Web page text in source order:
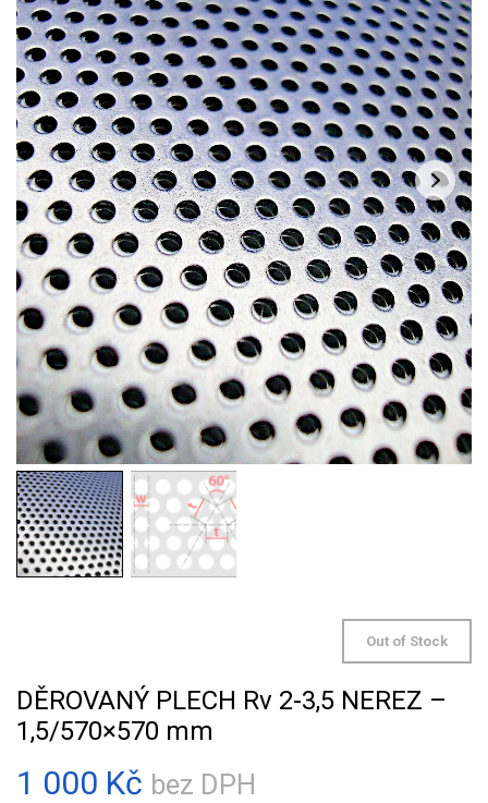
Out of Stock
DĚROVANÝ PLECH Rv 2-3,5 NEREZ –
1,5/570×570 mm
1 000 Kč bez DPH